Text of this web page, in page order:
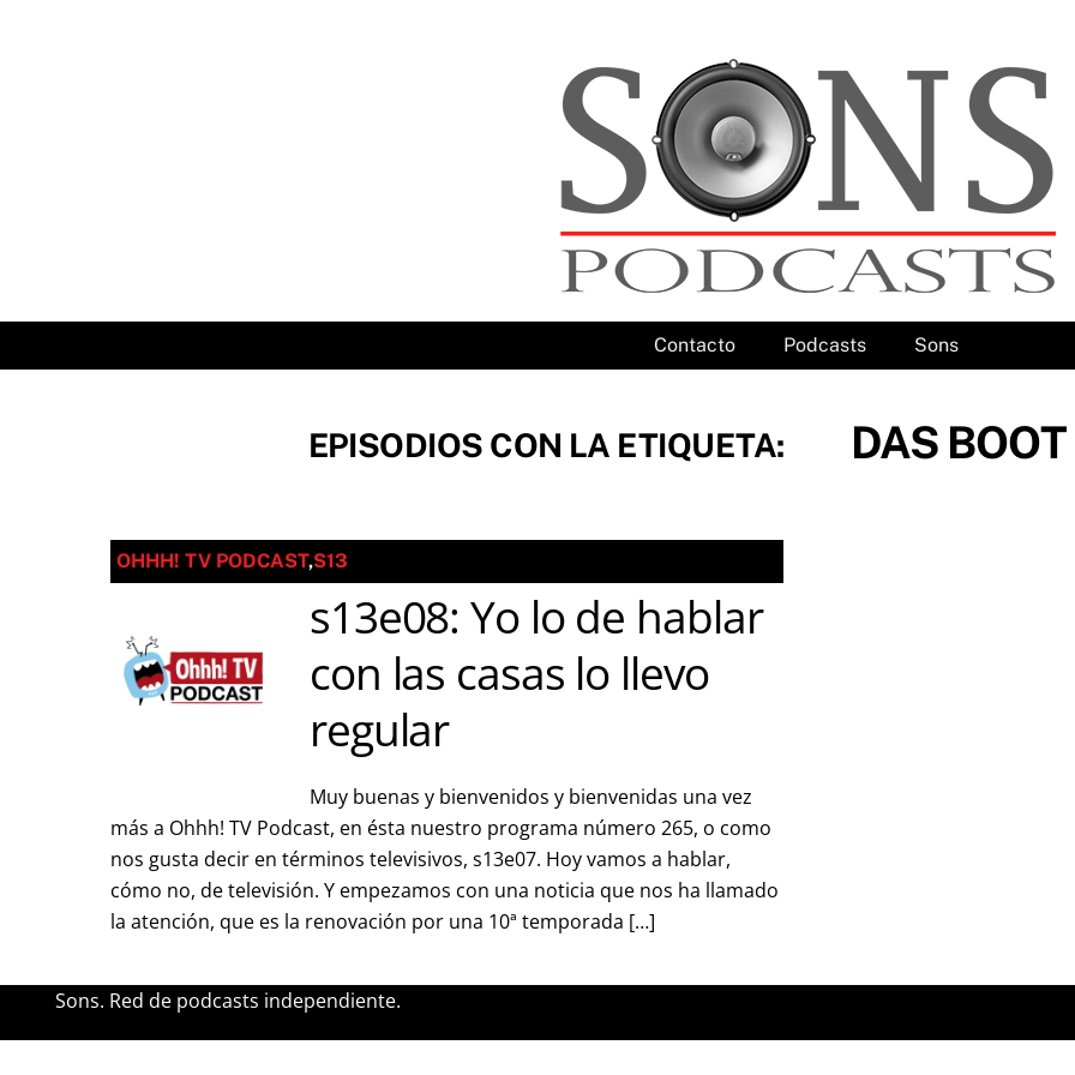
Contacto Podcasts Sons
EPISODIOS CON LA ETIQUETA: DAS BOOT
OHHH! TV PODCAST,S13
s13e08: Yo lo de hablar
con las casas lo llevo
regular
Muy buenas y bienvenidos y bienvenidas una vez
más a Ohhh! TV Podcast, en ésta nuestro programa número 265, o como
nos gusta decir en términos televisivos, s13e07. Hoy vamos a hablar,
cómo no, de televisión. Y empezamos con una noticia que nos ha llamado
la atención, que es la renovación por una 10ª temporada […]
Sons. Red de podcasts independiente.